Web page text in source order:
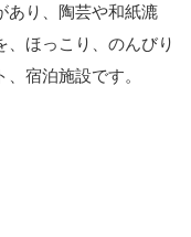
あり、陶芸や和紙漉
、ほっこり、のんびり
宿泊施設です。